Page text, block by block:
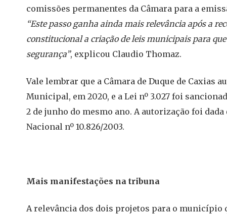
comissões permanentes da Câmara para a
“Este passo ganha ainda mais relevância após a
constitucional a criação de leis municipais para
segurança”, explicou Claudio Thomaz.
Vale lembrar que a Câmara de Duque de Caxias
Municipal, em 2020, e a Lei nº 3.027 foi
2 de junho do mesmo ano. A autorização foi
Nacional nº 10.826/2003.
Mais manifestações na tribuna
A relevância dos dois projetos para o